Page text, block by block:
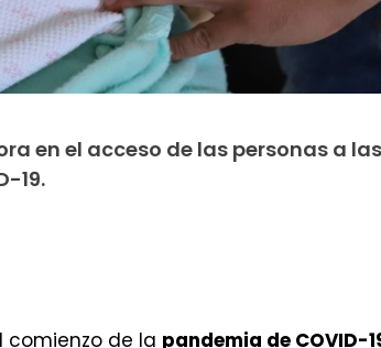
en el acceso de las personas a las
19.
comienzo de la pandemia de COVID-